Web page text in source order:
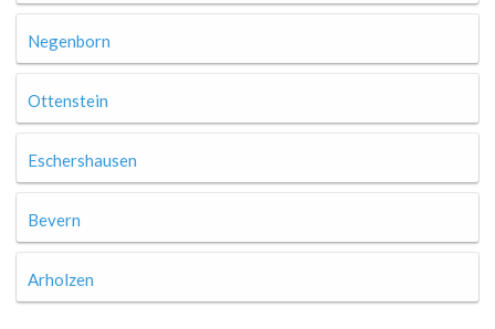
Negenborn
Ottenstein
Eschershausen
Bevern
Arholzen